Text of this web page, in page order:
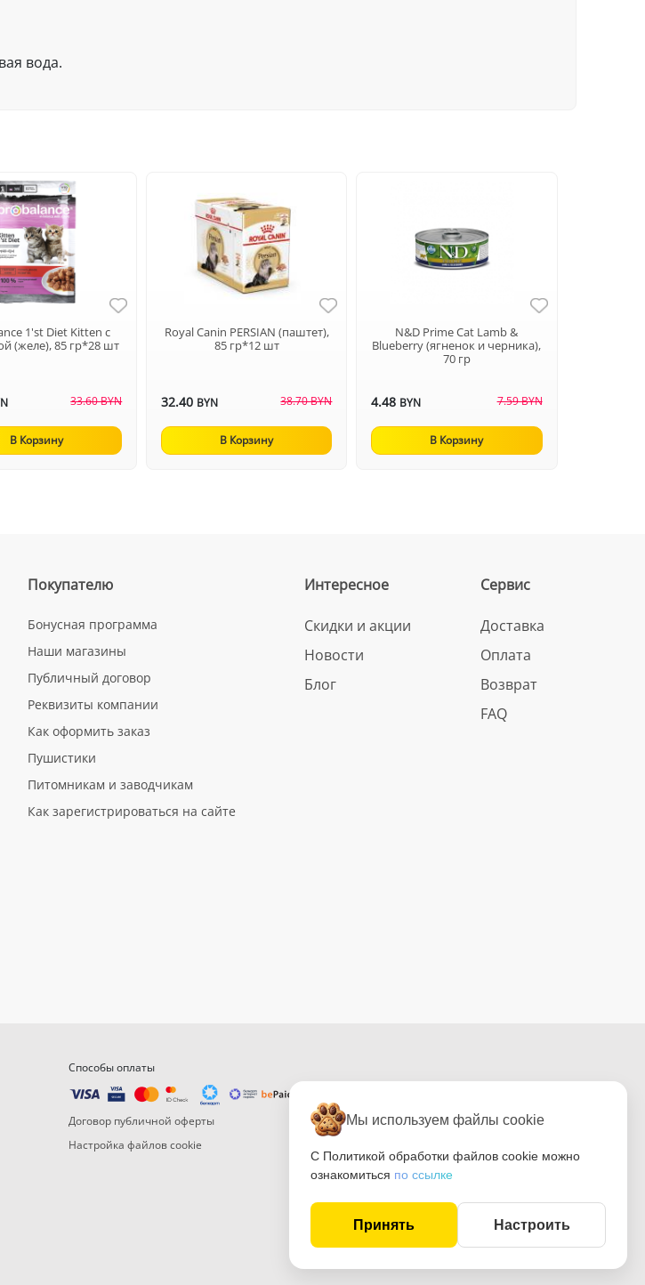
вода.
1'st Diet Kitten с
(желе), 85 гр*28 шт
33.60 BYN
В Корзину
Royal Canin PERSIAN (паштет),
85 гр*12 шт
32.40 BYN 38.70 BYN
В Корзину
N&D Prime Cat Lamb &
Blueberry (ягненок и черника),
70 гр
4.48 BYN 7.59 BYN
В Корзину
Покупателю
Бонусная программа
Наши магазины
Публичный договор
Реквизиты компании
Как оформить заказ
Пушистики
Питомникам и заводчикам
Как зарегистрироваться на сайте
Интересное
Скидки и акции
Новости
Блог
Сервис
Доставка
Оплата
Возврат
FAQ
Способы оплаты
Договор публичной оферты
Настройка файлов cookie
Мы используем файлы cookie
С Политикой обработки файлов cookie можно
ознакомиться по ссылке
Принять Настроить